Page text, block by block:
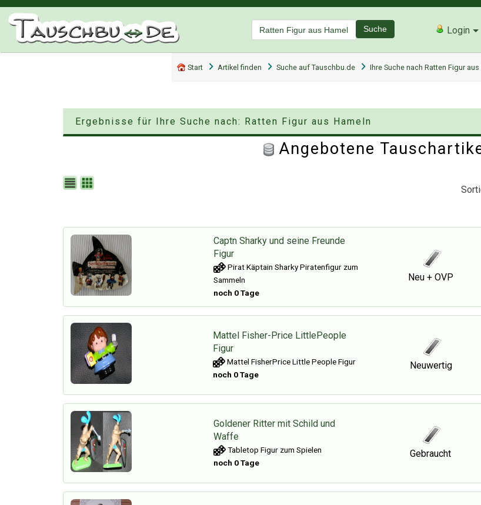
Suche Login
Start Artikel finden Suche auf Tauschbu.de Ihre Suche nach Ratten Figur aus
Ergebnisse für Ihre Suche nach: Ratten Figur aus Hameln
Angebotene
Captn Sharky und seine Freunde
Figur
Pirat Käptain Sharky Piratenfigur zum
Sammeln
noch 0 Tage
Neu + OVP
Mattel Fisher-Price LittlePeople
Figur
Mattel FisherPrice Little People Figur
noch 0 Tage
Neuwertig
Goldener Ritter mit Schild und
Waffe
Tabletop Figur zum Spielen
noch 0 Tage
Gebraucht